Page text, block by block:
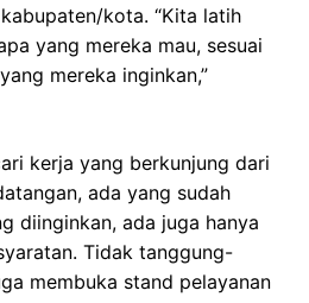
kota. “Kita latih
yang mereka mau, sesuai
mereka inginkan,”
kerja yang berkunjung dari
ada yang sudah
diinginkan, ada juga hanya
Tidak tanggung-
membuka stand pelayanan